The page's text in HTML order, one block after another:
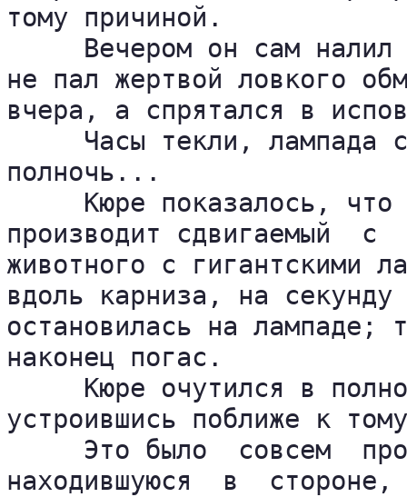
тому причиной.
Вечером он сам
не пал жертвой ловкого
вчера, а спрятался в
Часы текли, лампада
полночь...
Кюре показалось,
производит сдвигаемый
животного с гигантскими
вдоль карниза, на
остановилась на
наконец погас.
Кюре очутился в
устроившись поближе к
Это было  совсем
находившуюся  в